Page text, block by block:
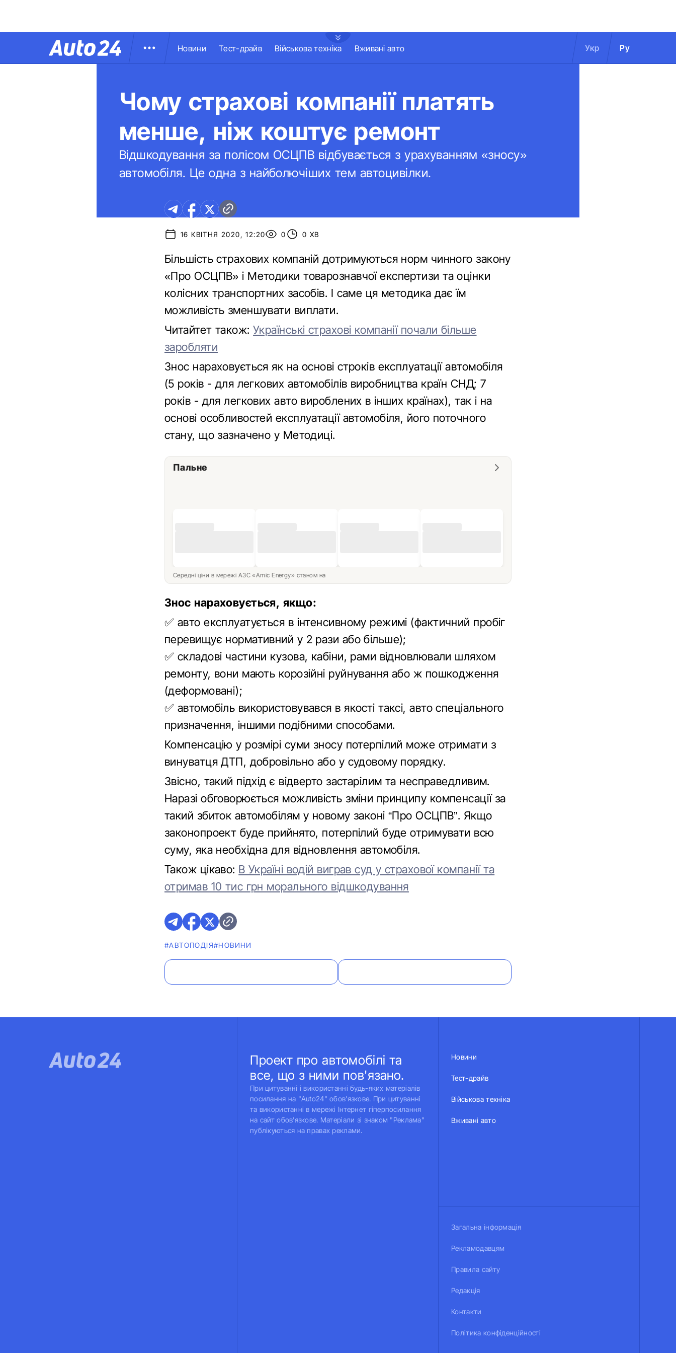
Новини Тест-драйв Військова техніка Вживані авто Укр Ру
Чому страхові компанії платять
менше, ніж коштує ремонт
Відшкодування за полісом ОСЦПВ відбувається з урахуванням «зносу»
автомобіля. Це одна з найболючіших тем автоцивілки.
16 КВІТНЯ 2020, 12:20 0 0 ХВ
Більшість страхових компаній дотримуються норм чинного закону
«Про ОСЦПВ» і Методики товарознавчої експертизи та оцінки
колісних транспортних засобів. І саме ця методика дає їм
можливість зменшувати виплати.
Читайтет також:Українські страхові компанії почали більше
заробляти
Знос нараховується як на основі строків експлуатації автомобіля
(5 років - для легкових автомобілів виробництва країн СНД; 7
років - для легкових авто вироблених в інших країнах), так і на
основі особливостей експлуатації автомобіля, його поточного
стану, що зазначено у Методиці.
Пальне
Середні ціни в мережі АЗС «Amic Energy» станом на
Знос нараховується, якщо:
✅ авто експлуатується в інтенсивному режимі (фактичний пробіг
перевищує нормативний у 2 рази або більше);
✅ складові частини кузова, кабіни, рами відновлювали шляхом
ремонту, вони мають корозійні руйнування або ж пошкодження
(деформовані);
✅ автомобіль використовувався в якості таксі, авто спеціального
призначення, іншими подібними способами.
Компенсацію у розмірі суми зносу потерпілий може отримати з
винуватця ДТП, добровільно або у судовому порядку.
Звісно, такий підхід є відверто застарілим та несправедливим.
Наразі обговорюється можливість зміни принципу компенсації за
такий збиток автомобілям у новому законі “Про ОСЦПВ”. Якщо
законопроект буде прийнято, потерпілий буде отримувати всю
суму, яка необхідна для відновлення автомобіля.
Також цікаво: В Україні водій виграв суд у страхової компанії та
отримав 10 тис грн морального відшкодування
#АВТОПОДІЯ#НОВИНИ
Проект про автомобілі та
все, що з ними пов'язано.
При цитуванні і використанні будь-яких матеріалів
посилання на "Auto24" обов'язкове. При цитуванні
та використанні в мережі Інтернет гіперпосилання
на сайт обов'язкове. Матеріали зі знаком "Реклама"
публікуються на правах реклами.
Новини
Тест-драйв
Військова техніка
Вживані авто
Загальна інформація
Рекламодавцям
Правила сайту
Редакція
Контакти
Політика конфіденційності